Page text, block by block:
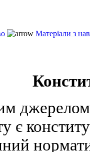
Матеріали з
джерелом
є